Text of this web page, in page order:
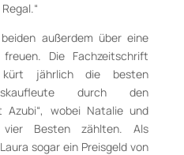
außerdem über eine
freuen. Die Fachzeitschrift
kürt jährlich die besten
durch den
Azubi“, wobei Natalie und
Besten zählten. Als
sogar ein Preisgeld von